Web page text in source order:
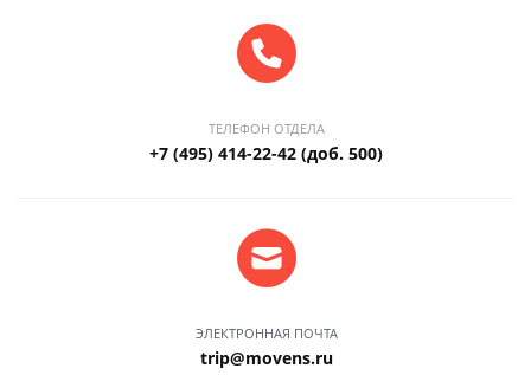
ТЕЛЕФОН ОТДЕЛА
+7 (495) 414-22-42 (доб. 500)
ЭЛЕКТРОННАЯ ПОЧТА
trip@movens.ru